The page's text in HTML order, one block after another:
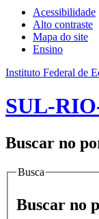
Acessibilidade
Alto contraste
Mapa do site
Ensino
Instituto Federal de
SUL-
Buscar no
Busca
Buscar no